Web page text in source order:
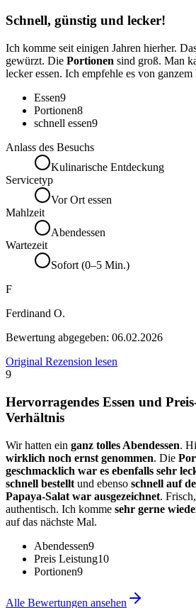
Schnell, günstig und lecker!
Ich komme seit einigen Jahren hierher.
gewürzt. Die Portionen sind groß. Man
lecker essen. Ich empfehle es von ganzem
Essen9
Portionen8
schnell essen9
Anlass des Besuchs
Kulinarische Entdeckung
Servicetyp
Vor Ort essen
Mahlzeit
Abendessen
Wartezeit
Sofort (0–5 Min.)
F
Ferdinand O.
Bewertung abgegeben: 06.02.2026
Original Rezension lesen
9
Hervorragendes Essen und
Verhältnis
Wir hatten ein ganz tolles Abendessen.
wirklich noch ernst genommen. Die
geschmacklich war es ebenfalls sehr
schnell bestellt und ebenso schnell auf
Papaya-Salat war ausgezeichnet.
authentisch. Ich komme sehr gerne
auf das nächste Mal.
Abendessen9
Preis Leistung10
Portionen9
Alle Bewertungen ansehen